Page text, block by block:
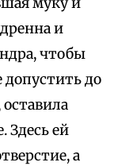
и
чтобы
допустить до
Здесь ей
а